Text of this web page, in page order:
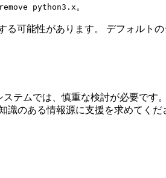
python3.x。
可能性があります。 デフォルト
テムでは、慎重な検討が必要です
のある情報源に支援を求めてくだ